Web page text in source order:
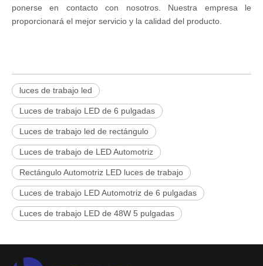
ponerse en contacto con nosotros. Nuestra empresa le
proporcionará el mejor servicio y la calidad del producto.
luces de trabajo led
Luces de trabajo LED de 6 pulgadas
Luces de trabajo led de rectángulo
Luces de trabajo de LED Automotriz
Rectángulo Automotriz LED luces de trabajo
Luces de trabajo LED Automotriz de 6 pulgadas
Luces de trabajo LED de 48W 5 pulgadas